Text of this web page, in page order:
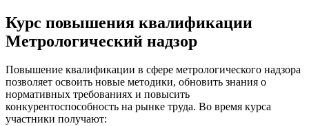
Курс повышения квалификации
Метрологический надзор
Повышение квалификации в сфере метрологического надзора
позволяет освоить новые методики, обновить знания о
нормативных требованиях и повысить
конкурентоспособность на рынке труда. Во время курса
участники получают: